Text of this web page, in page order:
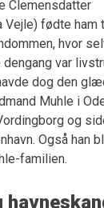
Clemensdatter
fødte ham
hvor
var
dog den
Muhle i
og
Også han
familien.